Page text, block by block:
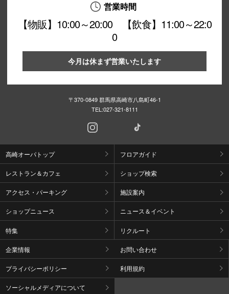
営業時間
【物販】10:00～20:00 【飲食】11:00～22:0
0
今月は休まず営業いたします
〒370-0849 群馬県高崎市八島町46-1
TEL:027-321-8111
高崎オーパトップ フロアガイド
レストラン＆カフェ ショップ検索
アクセス・パーキング 施設案内
ショップニュース ニュース＆イベント
特集 リクルート
企業情報 お問い合わせ
プライバシーポリシー 利用規約
ソーシャルメディアについて